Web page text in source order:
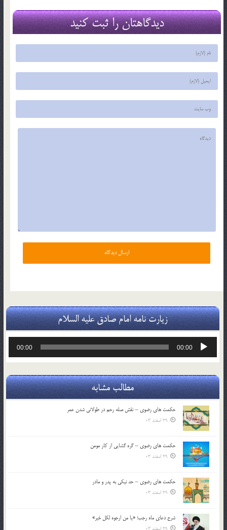
دیدگاهتان را ثبت کنید
زیارت نامه امام صادق علیه السلام
پخش‌کننده
00:00
00:00
مطالب مشابه
حکمت های رضوی – نقش صله رحم در طولانی شدن عمر
29 اسفند 03
حکمت های رضوی – گره گشایی از کار مومن
29 اسفند 03
حکمت های رضوی – حد نیکی به پدر و مادر
29 اسفند 03
شرح دعای ماه رجب؛ «یا من ارجوه لکل خیر»